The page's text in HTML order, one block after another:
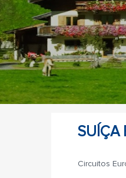
SUÍÇA
Circuitos